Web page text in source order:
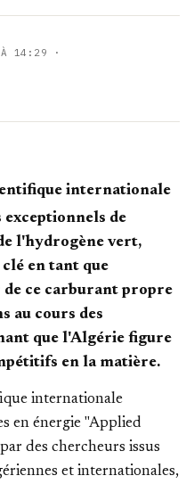
14:29 ·
internationale
exceptionnels de
l'hydrogène vert,
en tant que
ce carburant propre
au cours des
que l'Algérie figure
en la matière.
internationale
en énergie "Applied
des chercheurs issus
et internationales,